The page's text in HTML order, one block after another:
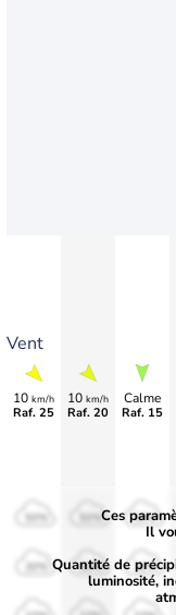
Vent
10 km/h
Raf. 25
10 km/h
Raf. 20
Calme
Raf. 15
50%
30%
50%
30%
50%
30%
Ces
Il
Quantité de
luminosité,